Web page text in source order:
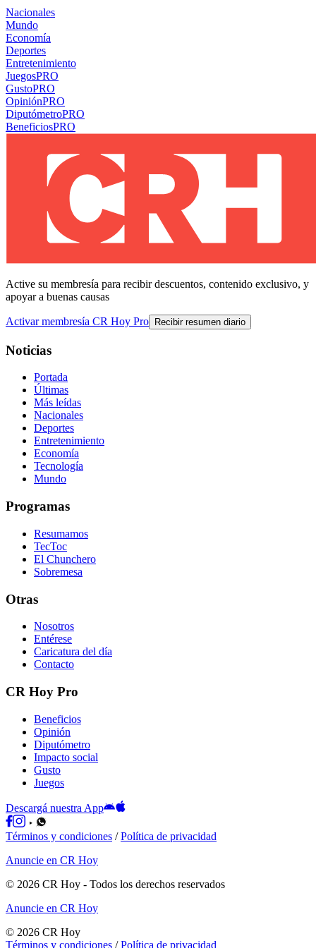
Nacionales
Mundo
Economía
Deportes
Entretenimiento
JuegosPRO
GustoPRO
OpiniónPRO
DiputómetroPRO
BeneficiosPRO
Active su membresía para recibir descuentos, contenido exclusivo, y
apoyar a buenas causas
Activar membresía CR Hoy Pro Recibir resumen diario
Noticias
Portada
Últimas
Más leídas
Nacionales
Deportes
Entretenimiento
Economía
Tecnología
Mundo
Programas
Resumamos
TecToc
El Chunchero
Sobremesa
Otras
Nosotros
Entérese
Caricatura del día
Contacto
CR Hoy Pro
Beneficios
Opinión
Diputómetro
Impacto social
Gusto
Juegos
Descargá nuestra App
Términos y condiciones /Política de privacidad
Anuncie en CR Hoy
© 2026 CR Hoy - Todos los derechos reservados
Anuncie en CR Hoy
© 2026 CR Hoy
Términos y condiciones /Política de privacidad